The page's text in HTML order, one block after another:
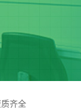
齐全